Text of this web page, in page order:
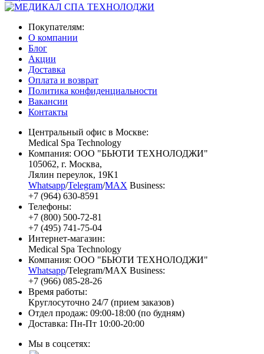
Покупателям:
О компании
Блог
Акции
Доставка
Оплата и возврат
Политика конфиденциальности
Вакансии
Контакты
Центральный офис в Москве:
Medical Spa Technology
Компания: ООО "БЬЮТИ ТЕХНОЛОДЖИ"
105062, г. Москва,
Лялин переулок, 19К1
Whatsapp/Telegram/MAX Business:
+7 (964) 630-8591
Телефоны:
+7 (800) 500-72-81
+7 (495) 741-75-04
Интернет-магазин:
Medical Spa Technology
Компания: ООО "БЬЮТИ ТЕХНОЛОДЖИ"
Whatsapp/Telegram/MAX Business:
+7 (966) 085-28-26
Время работы:
Круглосуточно 24/7 (прием заказов)
Отдел продаж: 09:00-18:00 (по будням)
Доставка: Пн-Пт 10:00-20:00
Мы в соцсетях: